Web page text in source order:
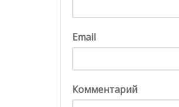
Email
Комментарий